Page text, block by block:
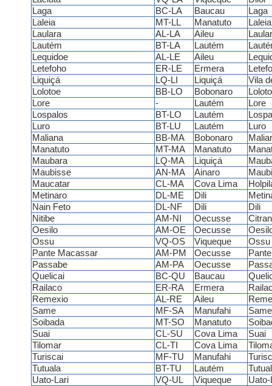
Laga
BC-LA Baucau
Laga
Laleia
MT-LL Manatuto
Laleia
Laulara
AL-LA Aileu
Lautém
BT-LA Lautém
Lequidoe
AL-LE Aileu
Letefoho
ER-LE Ermera
Liquiçá
LQ-LI Liquiçá
Vila
Lolotoe
BB-LO Bobonaro
Lore
- Lautém
Lore
Lospalos
BT-LO Lautém
Luro
BT-LU Lautém
Luro
Maliana
BB-MA Bobonaro
Manatuto
MT-MA Manatuto
Maubara
LQ-MA Liquiçá
Maubisse
AN-MA Ainaro
Maucatar
CL-MA Cova Lima
Metinaro
DL-ME Dili
Nain Feto
DL-NF Dili
Dili
Nitibe
AM-NI Oecusse
Oesilo
AM-OE Oecusse
Ossu
VQ-OS Viqueque
Ossu
Pante Macassar
AM-PM Oecusse
Passabe
AM-PA Oecusse
Quelicai
BC-QU Baucau
Railaco
ER-RA Ermera
Remexio
AL-RE Aileu
Same
MF-SA Manufahi
Same
Soibada
MT-SO Manatuto
Suai
CL-SU Cova Lima
Suai
Tilomar
CL-TI Cova Lima
Turiscai
MF-TU Manufahi
Tutuala
BT-TU Lautém
Uato-Lari
VQ-UL Viqueque
Uato-